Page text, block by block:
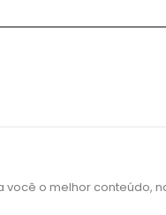
você o melhor conteúdo,